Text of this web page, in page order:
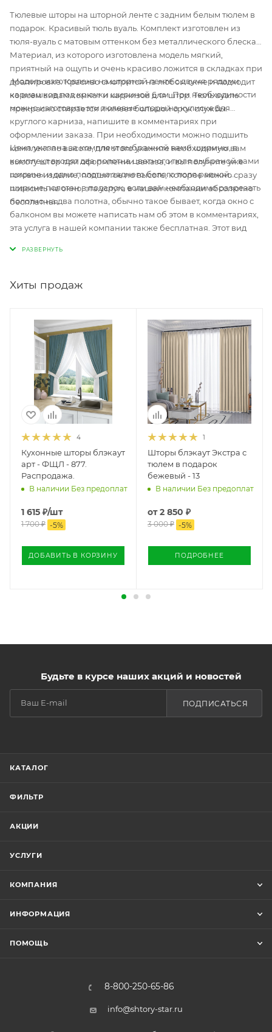
Тюлевые шторы на шторной ленте с задним белым тюлем в
подарок. Красивый тюль вуаль. Комплект изготовлен из
тюля-вуаль с матовым оттенком без металлического блеска.
Материал, из которого изготовлена модель мягкий,
приятный на ощупь и очень красиво ложится в складках при
драпировке. Красиво смотрится на любом окне и подходит
ко всем видам комнат и карнизов для штор. Тюль вуаль
прекрасно стирается и имеет большой срок службы.
Модель изготовлена на шторной ленте с двумя рядами
кармашков под крючки шириной 6 см. При необходимости
можно изготовить эти тюлевые шторы на кулиске для
круглого карниза, напишите в комментариях при
оформлении заказа. При необходимости можно подшить
комплект по высоте, для этого укажите необходимую вам
высоту штор при оформлении заказа, и вы получите уже
готовое изделие, подшитое по высоте, которое можно сразу
повесить на окно, эта услуга в нашей компании абсолютно
бесплатная.
Цена указана за комплект выбранной вами ширины, в
комплект входят два полотна цветного тюля выбраной вами
ширины и одно полотно заднего белого тюля равной
ширине полотен в подарок, если вам необходимо разрезать
полотно на два полотна, обычно такое бывает, когда окно с
балконом вы можете написать нам об этом в комментариях,
эта услуга в нашей компании также бесплатная. Этот вид
одним из самых продаваемых товаров нашего интернет-
Хиты продаж
4
Кухонные шторы блэкаут
арт - ФЩЛ - 877.
Распродажа.
В наличии Без предоплат
1 615 ₽/шт
1 700₽ -5%
ДОБАВИТЬ В КОРЗИНУ
1
Шторы блэкаут Экстра с
тюлем в подарок
бежевый - 13
В наличии Без предоплат
от2 850 ₽
3 000 ₽ -5%
ПОДРОБНЕЕ
Будьте в курсе наших акций и новостей
ПОДПИСАТЬСЯ
КАТАЛОГ
ФИЛЬТР
АКЦИИ
УСЛУГИ
КОМПАНИЯ
ИНФОРМАЦИЯ
ПОМОЩЬ
8-800-250-65-86
info@shtory-star.ru